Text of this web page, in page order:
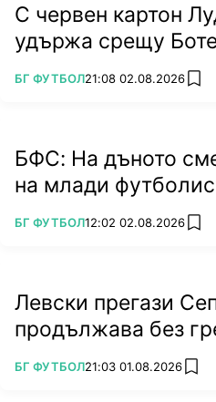
С червен картон
удържа срещу
ПОВЕЧЕ ОТ
БГ ФУТБОЛ21:08 02.08.2026 add
БФС: На дъното
на млади
ПОВЕЧЕ ОТ
БГ ФУТБОЛ12:02 02.08.2026 add
Левски прегази
продължава без
ПОВЕЧЕ ОТ
БГ ФУТБОЛ21:03 01.08.2026 add